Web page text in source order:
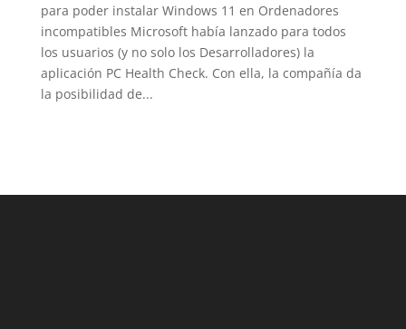
para poder instalar Windows 11 en Ordenadores
incompatibles Microsoft había lanzado para todos
los usuarios (y no solo los Desarrolladores) la
aplicación PC Health Check. Con ella, la compañía da
la posibilidad de...